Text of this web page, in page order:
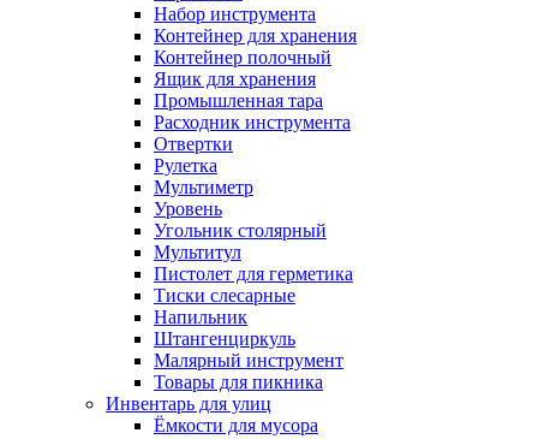
Набор инструмента
Контейнер для хранения
Контейнер полочный
Ящик для хранения
Промышленная тара
Расходник инструмента
Отвертки
Рулетка
Мультиметр
Уровень
Угольник столярный
Мультитул
Пистолет для герметика
Тиски слесарные
Напильник
Штангенциркуль
Малярный инструмент
Товары для пикника
Инвентарь для улиц
Ёмкости для мусора